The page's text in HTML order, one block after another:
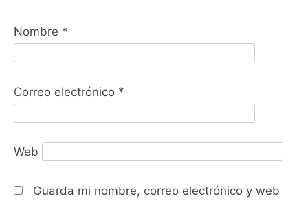
Nombre *
Correo electrónico *
Web
Guarda mi nombre, correo electrónico y web